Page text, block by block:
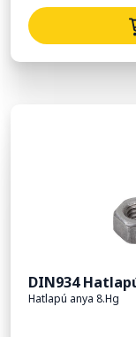
DIN934
Hatlapú anya 8.Hg